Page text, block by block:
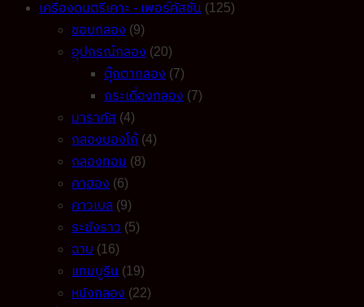
เครื่องดนตรีเคาะ - เพอร์คัสชั่น (125)
ขอบกลอง (9)
อุปกรณ์กลอง (20)
ตุ๊กตากลอง (7)
กระเดื่องกลอง (7)
มาราคัส (4)
กลองบองโก้ (4)
กลองทอม (8)
คาฮอง (6)
คาวเบล (9)
ระฆังราว (5)
ฉาบ (16)
แทมบูรีน (19)
หนังกลอง (22)